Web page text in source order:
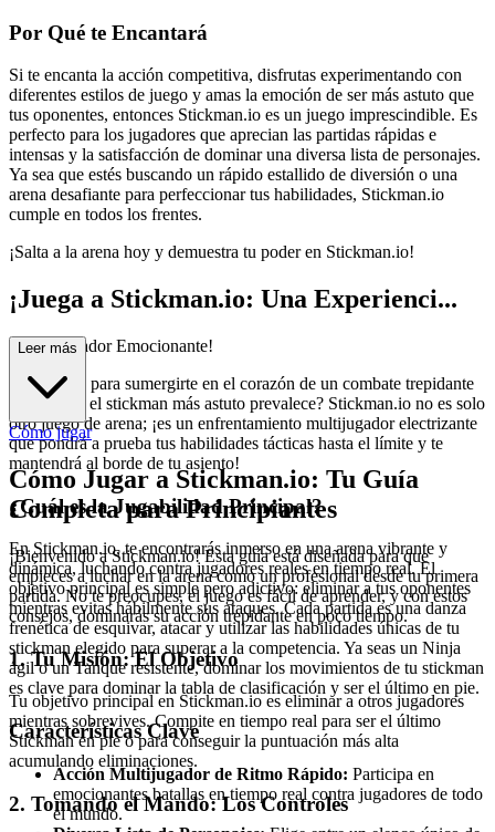
Por Qué te Encantará
Si te encanta la acción competitiva, disfrutas experimentando con
diferentes estilos de juego y amas la emoción de ser más astuto que
tus oponentes, entonces Stickman.io es un juego imprescindible. Es
perfecto para los jugadores que aprecian las partidas rápidas e
intensas y la satisfacción de dominar una diversa lista de personajes.
Ya sea que estés buscando un rápido estallido de diversión o una
arena desafiante para perfeccionar tus habilidades, Stickman.io
cumple en todos los frentes.
¡Salta a la arena hoy y demuestra tu poder en Stickman.io!
¡Juega a Stickman.io: Una Experienci...
a Multijugador Emocionante!
¿Estás listo para sumergirte en el corazón de un combate trepidante
donde solo el stickman más astuto prevalece? Stickman.io no es solo
otro juego de arena; ¡es un enfrentamiento multijugador electrizante
que pondrá a prueba tus habilidades tácticas hasta el límite y te
mantendrá al borde de tu asiento!
¿Cuál es la Jugabilidad Principal?
En Stickman.io, te encontrarás inmerso en una arena vibrante y
dinámica, luchando contra jugadores reales en tiempo real. El
objetivo principal es simple pero adictivo: eliminar a tus oponentes
mientras evitas hábilmente sus ataques. Cada partida es una danza
frenética de esquivar, atacar y utilizar las habilidades únicas de tu
stickman elegido para superar a la competencia. Ya seas un Ninja
ágil o un Tanque resistente, dominar los movimientos de tu stickman
es clave para dominar la tabla de clasificación y ser el último en pie.
Características Clave
Acción Multijugador de Ritmo Rápido: Participa en
emocionantes batallas en tiempo real contra jugadores de todo
el mundo.
Leer más
Cómo jugar
Cómo Jugar a Stickman.io: Tu Guía
Completa para Principiantes
¡Bienvenido a Stickman.io! Esta guía está diseñada para que
empieces a luchar en la arena como un profesional desde tu primera
partida. No te preocupes, el juego es fácil de aprender, y con estos
consejos, dominarás su acción trepidante en poco tiempo.
1. Tu Misión: El Objetivo
Tu objetivo principal en Stickman.io es eliminar a otros jugadores
mientras sobrevives. Compite en tiempo real para ser el último
Stickman en pie o para conseguir la puntuación más alta
acumulando eliminaciones.
2. Tomando el Mando: Los Controles